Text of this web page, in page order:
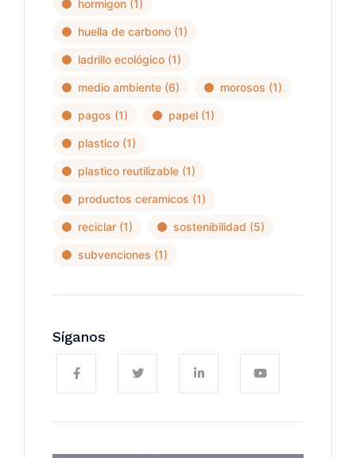
hormigon (1)
huella de carbono (1)
ladrillo ecológico (1)
medio ambiente (6) morosos (1)
pagos (1) papel (1)
plastico (1)
plastico reutilizable (1)
productos ceramicos (1)
reciclar (1) sostenibilidad (5)
subvenciones (1)
Síganos